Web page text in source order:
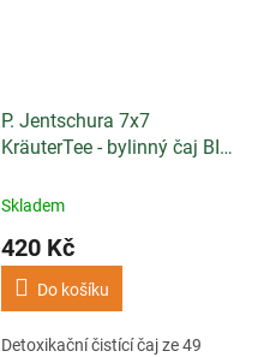
P. Jentschura 7x7
KräuterTee - bylinný čaj BIO
Skladem
420 Kč
Do košíku
Detoxikační čistící čaj ze 49